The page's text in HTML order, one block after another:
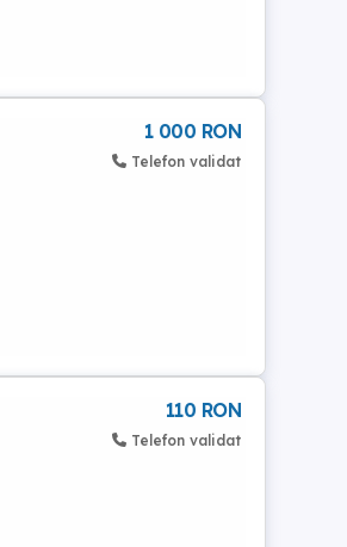
1 000 RON
Telefon validat
110 RON
Telefon validat